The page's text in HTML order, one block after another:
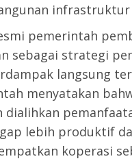
infrastruktur
pemerintah
sebagai strategi
langsung
menyatakan
dialihkan
lebih produktif
koperasi